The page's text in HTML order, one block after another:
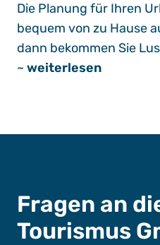
Die Planung für Ihren
bequem von zu Hause
dann bekommen Sie
~ weiterlesen
Fragen an
Tourismus